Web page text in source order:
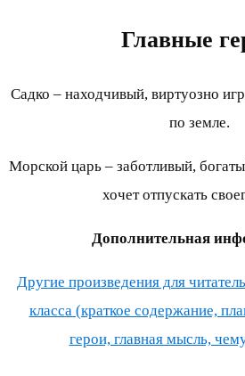
Главные
Садко – находчивый, виртуозно
по земле.
Морской царь – заботливый,
хочет отпускать
Дополнительная
Другие произведения для
класса (краткое содержание,
герои, главная мысль,